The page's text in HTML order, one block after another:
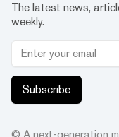
The latest news,
weekly.
Subscribe